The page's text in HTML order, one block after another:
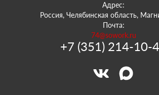
Адрес:
Россия, Челябинская область,
Почта:
74@sowork.ru
+7 (351) 214-10-